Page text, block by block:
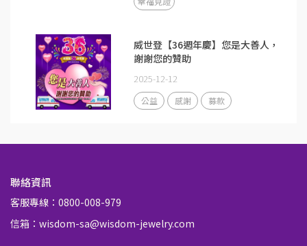
威世登【36週年慶】您是大善人，
謝謝您的贊助
2025-12-12
公益 感謝 募款
聯絡資訊
客服專線：0800-008-979
信箱：wisdom-sa@wisdom-jewelry.com